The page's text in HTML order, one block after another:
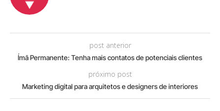
post anterior
Ímã Permanente: Tenha mais contatos de potenciais clientes
próximo post
Marketing digital para arquitetos e designers de interiores